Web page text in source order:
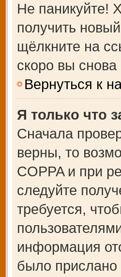
Не паникуйте!
получить
щёлкните на
скоро вы
Вернуться к
Я только что
Сначала
верны, то
COPPA и при
следуйте
требуется,
информация
было